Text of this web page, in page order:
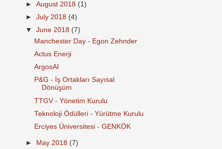
►August 2018 (1)
►July 2018 (4)
▼June 2018 (7)
Manchester Day - Egon Zehnder
Actus Enerji
ArgosAI
P&G - İş Ortakları Sayısal
Dönüşüm
TTGV - Yönetim Kurulu
Teknoloji Ödülleri - Yürütme Kurulu
Erciyes Üniversitesi - GENKÖK
► May 2018 (7)